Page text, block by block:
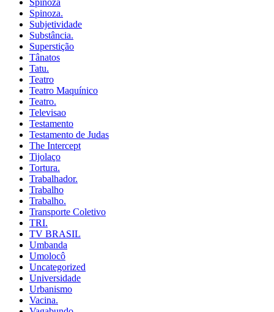
Spinoza
Spinoza.
Subjetividade
Substância.
Superstição
Tânatos
Tatu.
Teatro
Teatro Maquínico
Teatro.
Televisao
Testamento
Testamento de Judas
The Intercept
Tijolaço
Tortura.
Trabalhador.
Trabalho
Trabalho.
Transporte Coletivo
TRI.
TV BRASIL
Umbanda
Umolocô
Uncategorized
Universidade
Urbanismo
Vacina.